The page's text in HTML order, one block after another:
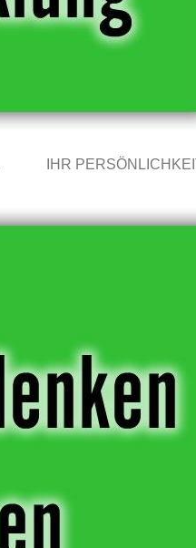
IHR